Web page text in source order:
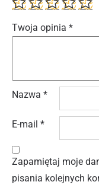
Twoja opinia *
Nazwa *
E-mail *
Zapamiętaj moje
pisania kolejnych